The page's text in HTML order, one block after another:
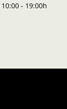
10:00 - 19:00h